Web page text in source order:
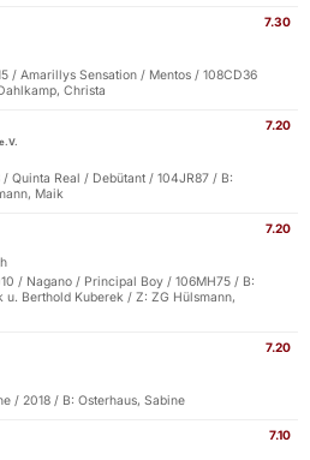
7.30
/ Amarillys Sensation / Mentos / 108CD36
Christa
7.20
Quinta Real / Debütant / 104JR87 / B:
Maik
7.20
/ Nagano / Principal Boy / 106MH75 / B:
u. Berthold Kuberek / Z: ZG Hülsmann,
7.20
/ 2018 / B: Osterhaus, Sabine
7.10